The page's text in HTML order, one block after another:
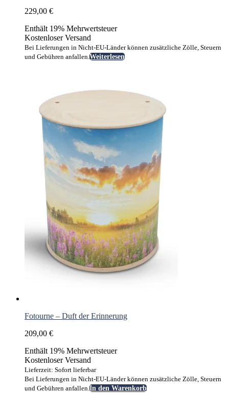
229,00 €
Enthält 19% Mehrwertsteuer
Kostenloser Versand
Bei Lieferungen in Nicht-EU-Länder können zusätzliche Zölle, Steuern
und Gebühren anfallen.Weiterlesen
Fotourne – Duft der Erinnerung
209,00 €
Enthält 19% Mehrwertsteuer
Kostenloser Versand
Lieferzeit: Sofort lieferbar
Bei Lieferungen in Nicht-EU-Länder können zusätzliche Zölle, Steuern
und Gebühren anfallen.In den Warenkorb